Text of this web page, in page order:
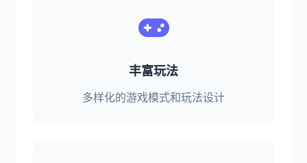
丰富玩法
多样化的游戏模式和玩法设计